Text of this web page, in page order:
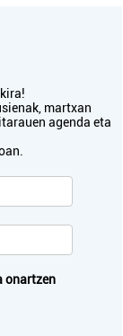
martxan
agenda eta
onartzen